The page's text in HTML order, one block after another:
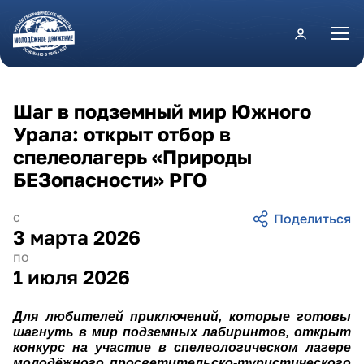
Перейти к основному содержанию
с
3 марта 2026
по
1 июля 2026
Шаг в подземный мир Южного
Урала: открыт отбор в
спелеолагерь «Природы
БЕЗопасности» РГО
Для любителей приключений, которые готовы
шагнуть в мир подземных лабиринтов, открыт
конкурс на участие в спелеологическом лагере